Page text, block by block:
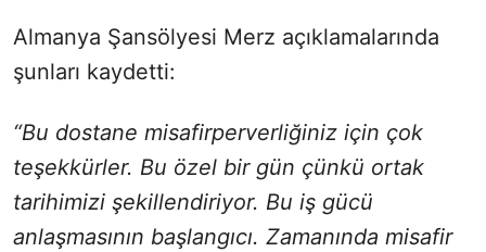
Almanya Şansölyesi Merz açıklamalarında
şunları kaydetti:
“Bu dostane misafirperverliğiniz için çok
teşekkürler. Bu özel bir gün çünkü ortak
tarihimizi şekillendiriyor. Bu iş gücü
anlaşmasının başlangıcı. Zamanında misafir